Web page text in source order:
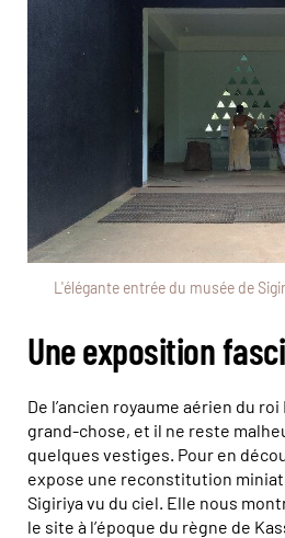
L'élégante entrée du musée de
Une exposition
De l’ancien royaume aérien du
grand-chose, et il ne reste
quelques vestiges. Pour en
expose une reconstitution
Sigiriya vu du ciel. Elle nous
le site à l’époque du règne de